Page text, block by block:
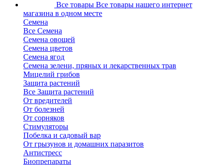
Все товары Все товары нашего интернет
магазина в одном месте
Семена
Все Семена
Семена овощей
Семена цветов
Семена ягод
Семена зелени, пряных и лекарственных трав
Мицелий грибов
Защита растений
Все Защита растений
От вредителей
От болезней
От сорняков
Стимуляторы
Побелка и садовый вар
От грызунов и домашних паразитов
Антистресс
Биопрепараты